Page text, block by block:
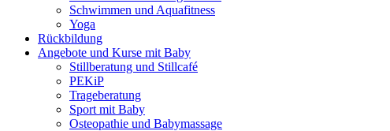
Schwimmen und Aquafitness
Yoga
Rückbildung
Angebote und Kurse mit Baby
Stillberatung und Stillcafé
PEKiP
Trageberatung
Sport mit Baby
Osteopathie und Babymassage